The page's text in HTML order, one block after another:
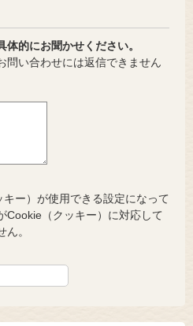
的にお聞かせください。
問い合わせには返信できません
ー）が使用できる設定になって
Cookie（クッキー）に対応して
。